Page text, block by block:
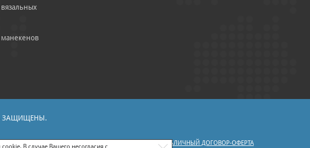
ЗАЩИЩЕНЫ.
СОГЛАСИЕ НА ОБРАБОТКУ ПЕРСОНАЛЬНЫХ ДАННЫХ | ПУБЛИЧНЫЙ ДОГОВОР-ОФЕРТА
В случае Вашего несогласия с